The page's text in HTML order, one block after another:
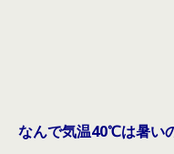
なんで気温40℃は暑い